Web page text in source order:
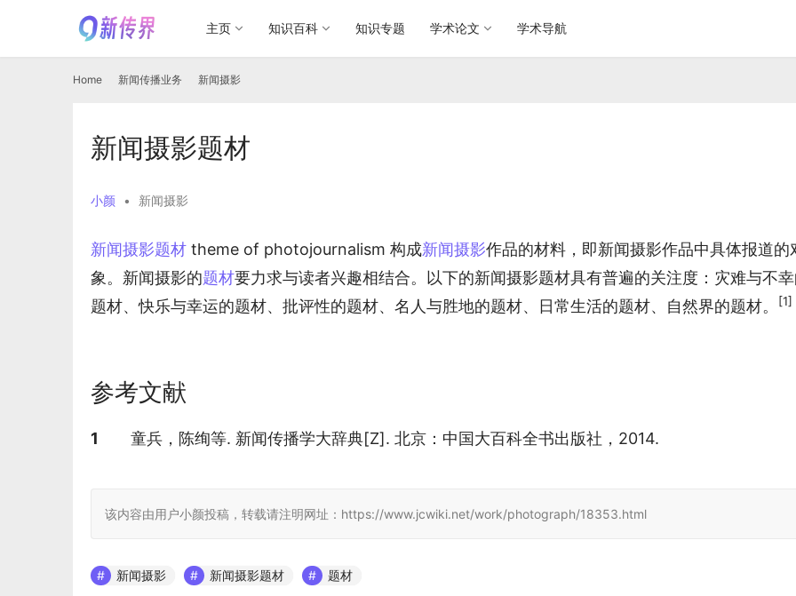
主页 知识百科 知识专题 学术论文 学术导航
Home 新闻传播业务 新闻摄影
新闻摄影题材
小颜 • 新闻摄影
新闻摄影题材 theme of photojournalism 构成新闻摄影作品的材料，即新闻摄影作品中具体报道的
象。新闻摄影的题材要力求与读者兴趣相结合。以下的新闻摄影题材具有普遍的关注度：灾难与不
题材、快乐与幸运的题材、批评性的题材、名人与胜地的题材、日常生活的题材、自然界的题材。
[1]
参考文献
参考文献
1 童兵，陈绚等. 新闻传播学大辞典[Z]. 北京：中国大百科全书出版社，2014.
该内容由用户小颜投稿，转载请注明网址：https://www.jcwiki.net/work/photograph/18353.html
新闻摄影 新闻摄影题材 题材